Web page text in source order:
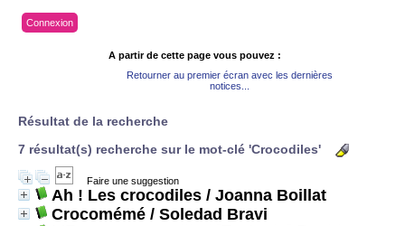
Connexion
A partir de cette page vous pouvez :
Retourner au premier écran avec les dernières
notices...
Résultat de la recherche
7 résultat(s) recherche sur le mot-clé 'Crocodiles'
Faire une suggestion
Ah ! Les crocodiles / Joanna Boillat
Crocomémé / Soledad Bravi